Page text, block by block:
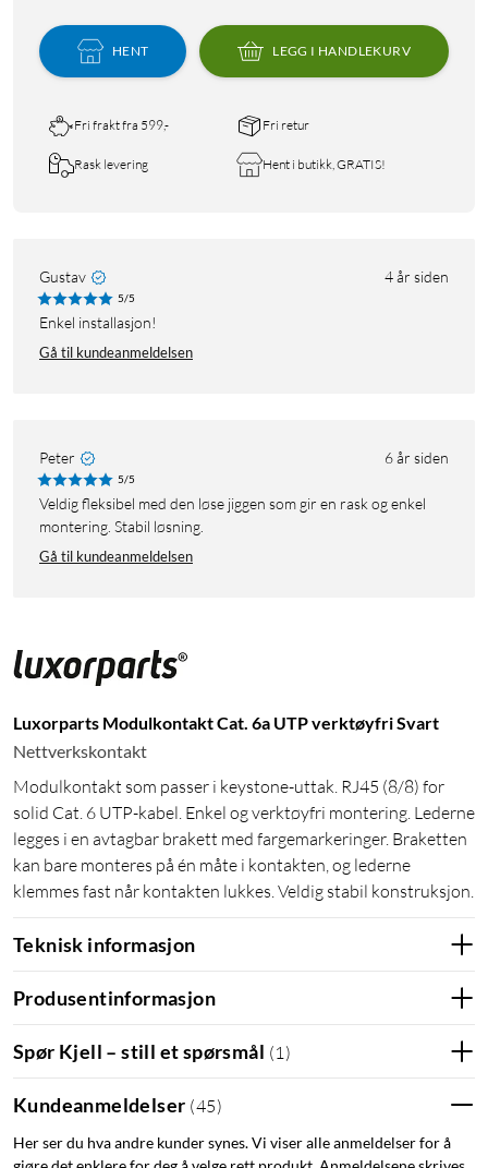
HENT LEGG I HANDLEKURV
Fri frakt fra 599,- Fri retur
Rask levering Hent i butikk, GRATIS!
Gustav 4 år siden
5/5
Enkel installasjon!
Gå til kundeanmeldelsen
Peter 6 år siden
5/5
Veldig fleksibel med den løse jiggen som gir en rask og enkel
montering. Stabil løsning.
Gå til kundeanmeldelsen
Luxorparts Modulkontakt Cat. 6a UTP verktøyfri Svart
Nettverkskontakt
Modulkontakt som passer i keystone-uttak. RJ45 (8/8) for
solid Cat. 6 UTP-kabel. Enkel og verktøyfri montering. Lederne
legges i en avtagbar brakett med fargemarkeringer. Braketten
kan bare monteres på én måte i kontakten, og lederne
klemmes fast når kontakten lukkes. Veldig stabil konstruksjon.
Teknisk informasjon
Produsentinformasjon
Spør Kjell – still et spørsmål (1 )
Kundeanmeldelser (45)
Her ser du hva andre kunder synes. Vi viser alle anmeldelser for å